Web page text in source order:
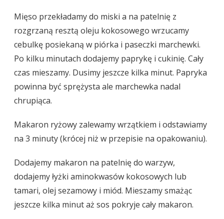
Mięso przekładamy do miski a na patelnię z
rozgrzaną resztą oleju kokosowego wrzucamy
cebulkę posiekaną w piórka i paseczki marchewki.
Po kilku minutach dodajemy paprykę i cukinię. Cały
czas mieszamy. Dusimy jeszcze kilka minut. Papryka
powinna być sprężysta ale marchewka nadal
chrupiąca.
Makaron ryżowy zalewamy wrzątkiem i odstawiamy
na 3 minuty (krócej niż w przepisie na opakowaniu).
Dodajemy makaron na patelnię do warzyw,
dodajemy łyżki aminokwasów kokosowych lub
tamari, olej sezamowy i miód. Mieszamy smażąc
jeszcze kilka minut aż sos pokryje cały makaron.